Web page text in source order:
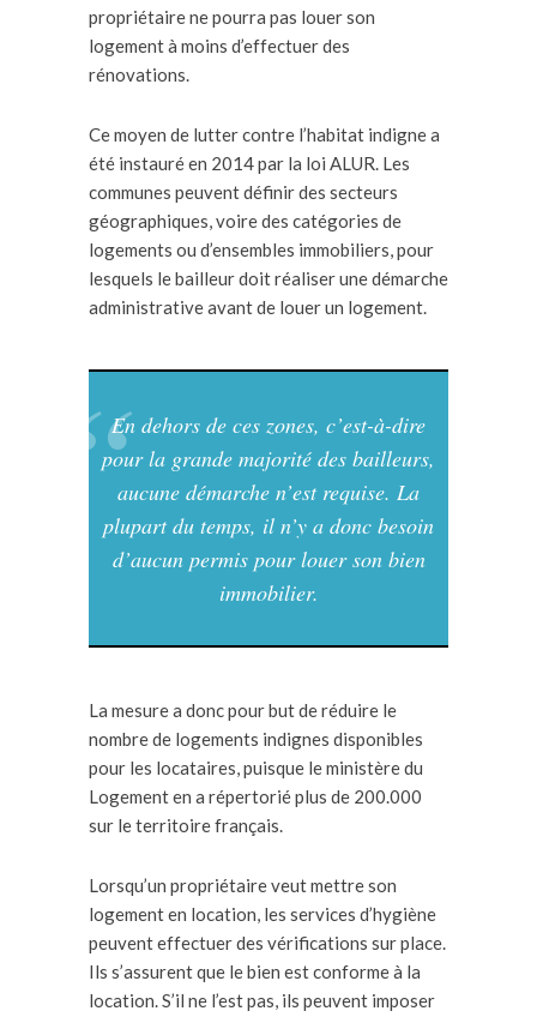
propriétaire ne pourra pas louer son
logement à moins d’effectuer des
rénovations.
Ce moyen de lutter contre l’habitat indigne a
été instauré en 2014 par la loi ALUR. Les
communes peuvent définir des secteurs
géographiques, voire des catégories de
logements ou d’ensembles immobiliers, pour
lesquels le bailleur doit réaliser une démarche
administrative avant de louer un logement.
En dehors de ces zones, c’est-à-dire
pour la grande majorité des bailleurs,
aucune démarche n’est requise. La
plupart du temps, il n’y a donc besoin
d’aucun permis pour louer son bien
immobilier.
La mesure a donc pour but de réduire le
nombre de logements indignes disponibles
pour les locataires, puisque le ministère du
Logement en a répertorié plus de 200.000
sur le territoire français.
Lorsqu’un propriétaire veut mettre son
logement en location, les services d’hygiène
peuvent effectuer des vérifications sur place.
Ils s’assurent que le bien est conforme à la
location. S’il ne l’est pas, ils peuvent imposer